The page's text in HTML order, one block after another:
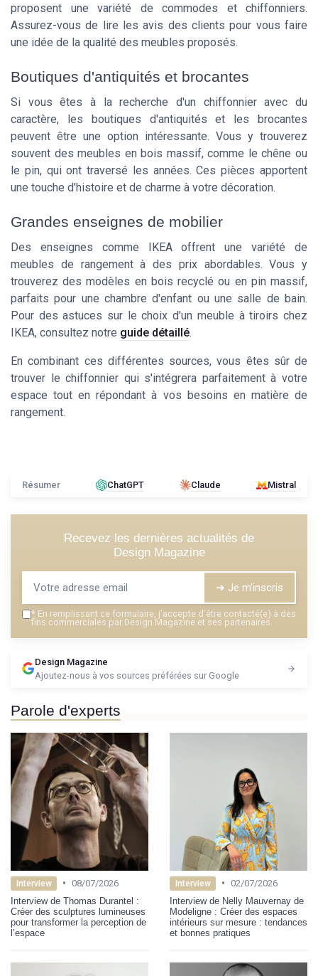
proposent une variété de commodes et chiffonniers.
Assurez-vous de lire les avis des clients pour vous faire
une idée de la qualité des meubles proposés.
Boutiques d'antiquités et brocantes
Si vous êtes à la recherche d'un chiffonnier avec du
caractère, les boutiques d'antiquités et les brocantes
peuvent être une option intéressante. Vous y trouverez
souvent des meubles en bois massif, comme le chêne ou
le pin, qui ont traversé les années. Ces pièces apportent
une touche d'histoire et de charme à votre décoration.
Grandes enseignes de mobilier
Des enseignes comme IKEA offrent une variété de
meubles de rangement à des prix abordables. Vous y
trouverez des modèles en bois recyclé ou en pin massif,
parfaits pour une chambre d'enfant ou une salle de bain.
Pour des astuces sur le choix d'un meuble à tiroirs chez
IKEA, consultez notre guide détaillé.
En combinant ces différentes sources, vous êtes sûr de
trouver le chiffonnier qui s'intégrera parfaitement à votre
espace tout en répondant à vos besoins en matière de
rangement.
Résumer ChatGPT Claude Mistral
Recevez les dernières actualités de
Design Magazine
➔ Je m'inscris
* En remplissant ce formulaire, j’accepte d’être contacté(e) à des
fins commerciales par Design Magazine et ses partenaires.
Design Magazine
Ajoutez-nous à vos sources préférées sur Google
Parole d'experts
Interview • 08/07/2026
Interview de Thomas Durantel :
Créer des sculptures lumineuses
pour transformer la perception de
l’espace
Interview • 02/07/2026
Interview de Nelly Mauvernay de
Modeligne : Créer des espaces
intérieurs sur mesure : tendances
et bonnes pratiques